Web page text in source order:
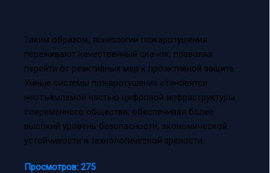
Таким образом, технологии пожаротушения
переживают качественный скачок, позволяя
перейти от реактивных мер к проактивной защите.
Умные системы пожаротушения становятся
неотъемлемой частью цифровой инфраструктуры
современного общества, обеспечивая более
высокий уровень безопасности, экономической
устойчивости и технологической зрелости.
Просмотров: 275